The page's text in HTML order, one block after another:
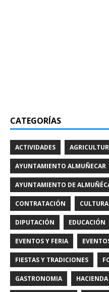
CATEGORÍAS
ACTIVIDADES
AYUNTAMIENTO ALMUÑECAR
AYUNTAMIENTO DE
CONTRATACIÓN
DIPUTACIÓN EDUCACIÓN
EVENTOS Y FERIA
FIESTAS Y TRADICIONES
GASTRONOMIA